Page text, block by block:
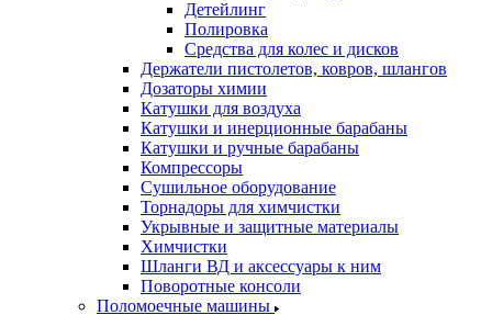
Детейлинг
Полировка
Средства для колес и дисков
Держатели пистолетов, ковров, шлангов
Дозаторы химии
Катушки для воздуха
Катушки и инерционные барабаны
Катушки и ручные барабаны
Компрессоры
Сушильное оборудование
Торнадоры для химчистки
Укрывные и защитные материалы
Химчистки
Шланги ВД и аксессуары к ним
Поворотные консоли
Поломоечные машины